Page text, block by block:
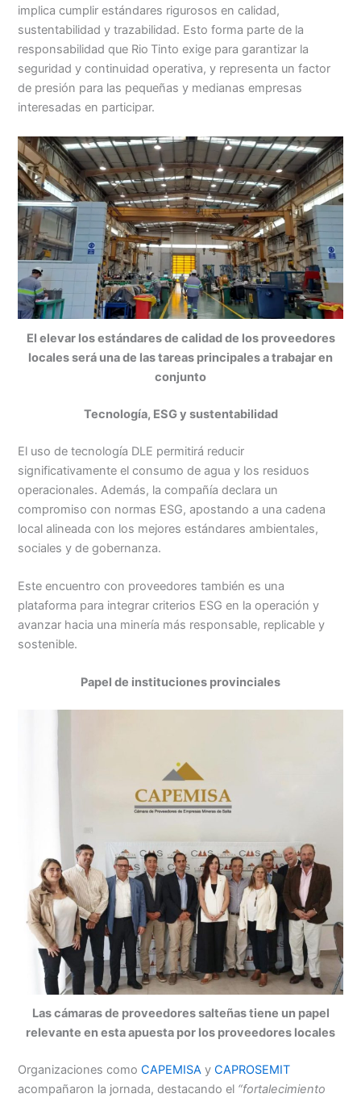
implica cumplir estándares rigurosos en calidad,
sustentabilidad y trazabilidad. Esto forma parte de la
responsabilidad que Rio Tinto exige para garantizar la
seguridad y continuidad operativa, y representa un factor
de presión para las pequeñas y medianas empresas
interesadas en participar.
El elevar los estándares de calidad de los proveedores
locales será una de las tareas principales a trabajar en
conjunto
Tecnología, ESG y sustentabilidad
El uso de tecnología DLE permitirá reducir
significativamente el consumo de agua y los residuos
operacionales. Además, la compañía declara un
compromiso con normas ESG, apostando a una cadena
local alineada con los mejores estándares ambientales,
sociales y de gobernanza.
Este encuentro con proveedores también es una
plataforma para integrar criterios ESG en la operación y
avanzar hacia una minería más responsable, replicable y
sostenible.
Papel de instituciones provinciales
Las cámaras de proveedores salteñas tiene un papel
relevante en esta apuesta por los proveedores locales
Organizaciones como CAPEMISA yCAPROSEMIT
acompañaron la jornada, destacando el “fortalecimiento